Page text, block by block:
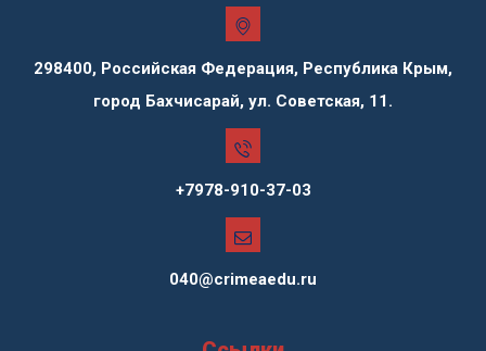
298400, Российская Федерация, Республика Крым,
город Бахчисарай, ул. Советская, 11.
+7978-910-37-03
040@crimeaedu.ru